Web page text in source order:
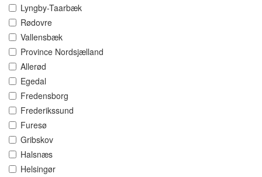
Lyngby-Taarbæk
Rødovre
Vallensbæk
Province Nordsjælland
Allerød
Egedal
Fredensborg
Frederikssund
Furesø
Gribskov
Halsnæs
Helsingør